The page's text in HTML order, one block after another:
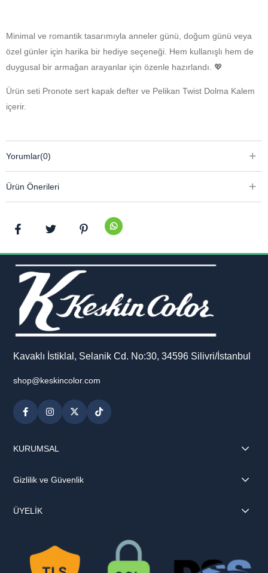
Minimal ve romantik tasarımıyla anneler günü, doğum günü veya
özel günler için harika bir hediye seçeneği. Hem kullanışlı hem de
duygusal bir armağan arayanlar için özenle hazırlandı. 💖
Ürün seti Pronote sert kapak defter ve Pelikan Twist Dolma Kalem
içerir.
Yorumlar(0)
Ürün Önerileri
Kavaklı İstiklal, Selanik Cd. No:30, 34596 Silivri/İstanbul
shop@keskincolor.com
KURUMSAL
Gizlilik ve Güvenlik
ÜYELİK